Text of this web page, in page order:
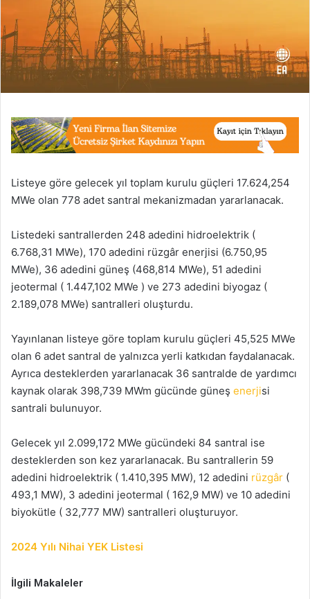
Listeye göre gelecek yıl toplam kurulu güçleri 17.624,254
MWe olan 778 adet santral mekanizmadan yararlanacak.
Listedeki santrallerden 248 adedini hidroelektrik (
6.768,31 MWe), 170 adedini rüzgâr enerjisi (6.750,95
MWe), 36 adedini güneş (468,814 MWe), 51 adedini
jeotermal ( 1.447,102 MWe ) ve 273 adedini biyogaz (
2.189,078 MWe) santralleri oluşturdu.
Yayınlanan listeye göre toplam kurulu güçleri 45,525 MWe
olan 6 adet santral de yalnızca yerli katkıdan faydalanacak.
Ayrıca desteklerden yararlanacak 36 santralde de yardımcı
kaynak olarak 398,739 MWm gücünde güneş enerjisi
santrali bulunuyor.
Gelecek yıl 2.099,172 MWe gücündeki 84 santral ise
desteklerden son kez yararlanacak. Bu santrallerin 59
adedini hidroelektrik ( 1.410,395 MW), 12 adedini rüzgâr (
493,1 MW), 3 adedini jeotermal ( 162,9 MW) ve 10 adedini
biyokütle ( 32,777 MW) santralleri oluşturuyor.
2024 Yılı Nihai YEK Listesi
İlgili Makaleler